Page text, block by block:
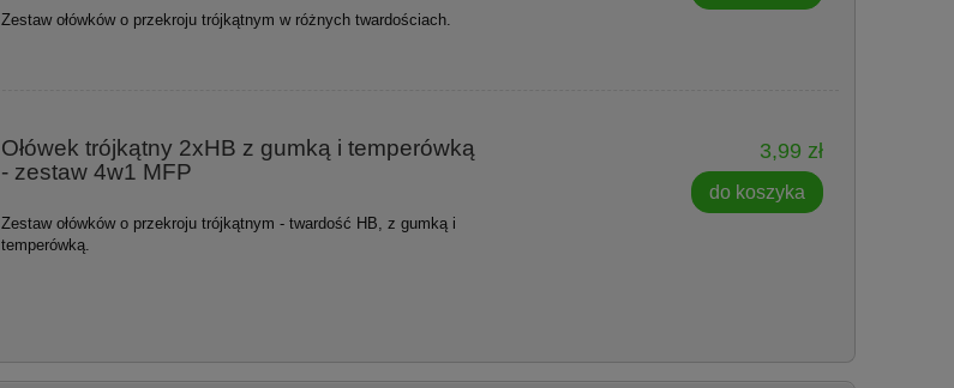
Zestaw ołówków o przekroju trójkątnym w różnych twardościach.
Ołówek trójkątny 2xHB z gumką i temperówką
- zestaw 4w1 MFP
Zestaw ołówków o przekroju trójkątnym - twardość HB, z gumką i
temperówką.
3,99 zł
do koszyka